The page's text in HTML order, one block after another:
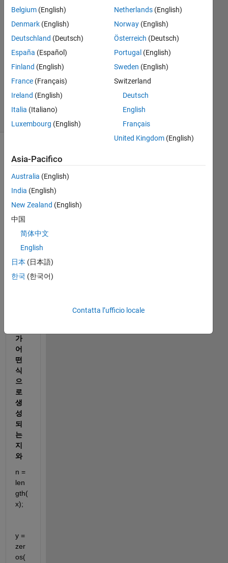
9 Giu
2021
1
Risposta
Aggiornato
2024
12
Visualizzazioni
(x0:
h:x
n);
가
어
떤
식
으
로
생
성
되
는
지
와
n =
len
gth(
x);
y =
zer
os(
Belgium (English)
Denmark (English)
Deutschland (Deutsch)
España (Español)
Finland (English)
France (Français)
Ireland (English)
Italia (Italiano)
Luxembourg (English)
Netherlands(English)
Norway(English)
Österreich (Deutsch)
Portugal (English)
Sweden (English)
Switzerland
Deutsch
English
Français
United Kingdom(English)
Asia-Pacifico
Australia (English)
India (English)
New Zealand (English)
中国
简体中文
English
日本 (日本語)
한국 (한국어)
Contatta l’ufficio locale